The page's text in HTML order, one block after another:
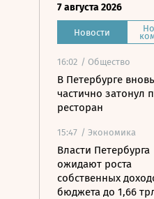
7 августа 2026
Новости
16:02 / Общество
В Петербурге вновь
частично затонул
ресторан
15:47 / Экономика
Власти Петербурга
ожидают роста
собственных
бюджета до 1,66